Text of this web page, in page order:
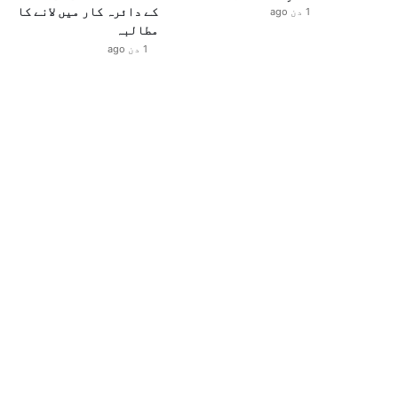
1 دن ago
کے دائرہ کار میں لانے کا
مطالبہ
1 دن ago